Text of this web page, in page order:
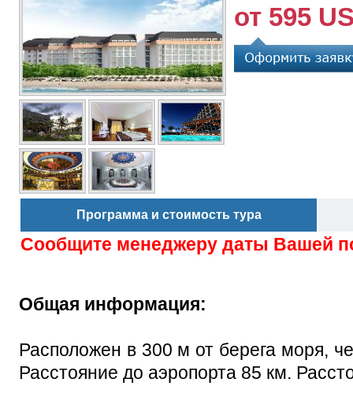
от 595
Программа и стоимость тура
Сообщите менеджеру даты Вашей
Общая информация:
Расположен в 300 м от берега моря,
Расстояние до аэропорта 85 км.